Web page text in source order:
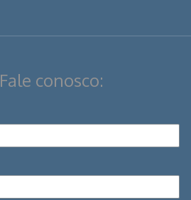
Fale conosco: